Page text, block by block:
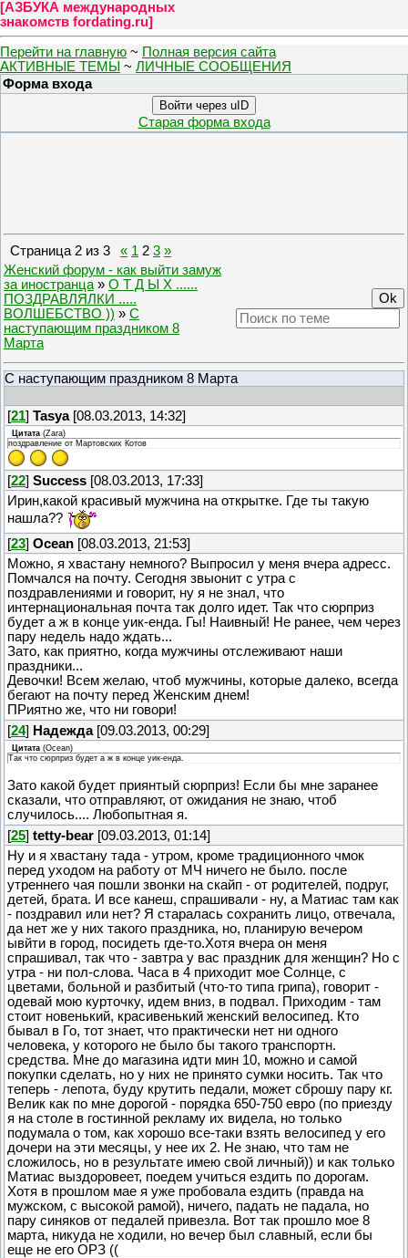
[АЗБУКА международных
знакомств fordating.ru]
Перейти на главную ~ Полная версия сайта
АКТИВНЫЕ ТЕМЫ ~ ЛИЧНЫЕ СООБЩЕНИЯ
Форма входа
Войти через uID
Старая форма входа
Страница2 из 3 « 1 2 3 »
Женский форум - как выйти замуж
за иностранца » О Т Д Ы Х ......
ПОЗДРАВЛЯЛКИ .....
ВОЛШЕБСТВО )) » С
наступающим праздником 8
Марта
С наступающим праздником 8 Марта
[21] Tasya[08.03.2013, 14:32]
Цитата (Zara)
поздравление от Мартовских Котов
[22] Success [08.03.2013, 17:33]
Ирин,какой красивый мужчина на открытке. Где ты такую
нашла??
[23] Ocean [08.03.2013, 21:53]
Можно, я хвастану немного? Выпросил у меня вчера адресс.
Помчался на почту. Сегодня звыонит с утра с
поздравлениями и говорит, ну я не знал, что
интернациональная почта так долго идет. Так что сюрприз
будет а ж в конце уик-енда. Гы! Наивный! Не ранее, чем через
пару недель надо ждать...
Зато, как приятно, когда мужчины отслеживают наши
праздники...
Девочки! Всем желаю, чтоб мужчины, которые далеко, всегда
бегают на почту перед Женским днем!
ПРиятно же, что ни говори!
[24] Надежда[09.03.2013, 00:29]
Цитата (Ocean)
Так что сюрприз будет а ж в конце уик-енда.
Зато какой будет приянтый сюрприз! Если бы мне заранее
сказали, что отправляют, от ожидания не знаю, чтоб
случилось.... Любопытная я.
[25] tetty-bear [09.03.2013, 01:14]
Ну и я хвастану тада - утром, кроме традиционного чмок
перед уходом на работу от МЧ ничего не было. после
утреннего чая пошли звонки на скайп - от родителей, подруг,
детей, брата. И все канеш, спрашивали - ну, а Матиас там как
- поздравил или нет? Я старалась сохранить лицо, отвечала,
да нет же у них такого праздника, но, планирую вечером
ывйти в город, посидеть где-то.Хотя вчера он меня
спрашивал, так что - завтра у вас праздник для женщин? Но с
утра - ни пол-слова. Часа в 4 приходит мое Солнце, с
цветами, больной и разбитый (что-то типа грипа), говорит -
одевай мою курточку, идем вниз, в подвал. Приходим - там
стоит новенький, красивенький женский велосипед. Кто
бывал в Го, тот знает, что практически нет ни одного
человека, у которого не было бы такого транспортн.
средства. Мне до магазина идти мин 10, можно и самой
покупки сделать, но у них не принято сумки носить. Так что
теперь - лепота, буду крутить педали, может сброшу пару кг.
Велик как по мне дорогой - порядка 650-750 евро (по приезду
я на столе в гостинной рекламу их видела, но только
подумала о том, как хорошо все-таки взять велосипед у его
дочери на эти месяцы, у нее их 2. Не знаю, что там не
сложилось, но в результате имею свой личный)) и как только
Матиас выздоровеет, поедем учиться ездить по дорогам.
Хотя в прошлом мае я уже пробовала ездить (правда на
мужском, с высокой рамой), ничего, падать не падала, но
пару синяков от педалей привезла. Вот так прошло мое 8
марта, никуда не ходили, но вечер был славный, если бы
еще не его ОРЗ ((